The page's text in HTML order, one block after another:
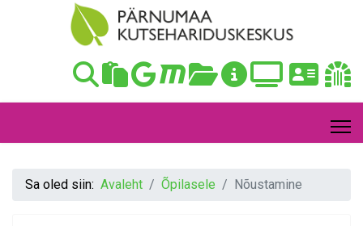
Sa oled siin: Avaleht Õpilasele Nõustamine